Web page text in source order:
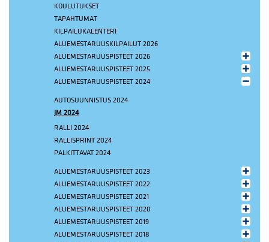
KOULUTUKSET
TAPAHTUMAT
KILPAILUKALENTERI
ALUEMESTARUUSKILPAILUT 2026
ALUEMESTARUUSPISTEET 2026
ALUEMESTARUUSPISTEET 2025
ALUEMESTARUUSPISTEET 2024
AUTOSUUNNISTUS 2024
JM 2024
RALLI 2024
RALLISPRINT 2024
PALKITTAVAT 2024
ALUEMESTARUUSPISTEET 2023
ALUEMESTARUUSPISTEET 2022
ALUEMESTARUUSPISTEET 2021
ALUEMESTARUUSPISTEET 2020
ALUEMESTARUUSPISTEET 2019
ALUEMESTARUUSPISTEET 2018